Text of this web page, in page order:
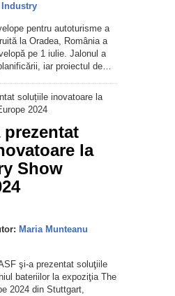
pentru autoturisme a
la Oradea, România a
pe 1 iulie. Jalonul a
iar proiectul de…
prezentat
la
Show
Maria Munteanu
şi-a prezentat soluţiile
bateriilor la expoziţia The
2024 din Stuttgart,